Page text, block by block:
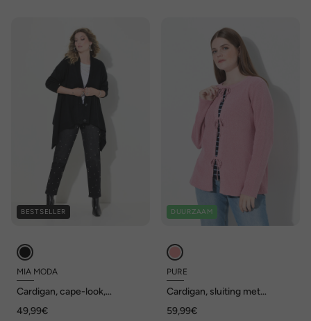
BESTSELLER
MIA MODA
Cardigan, cape-look,
49,99€
DUURZAAM
PURE
Cardigan, sluiting met
biologisch katoen
59,99€